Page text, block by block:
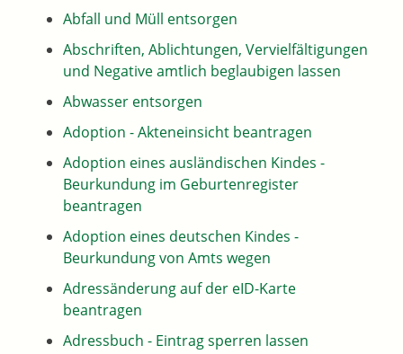
Abfall und Müll entsorgen
Abschriften, Ablichtungen, Vervielfältigungen
und Negative amtlich beglaubigen lassen
Abwasser entsorgen
Adoption - Akteneinsicht beantragen
Adoption eines ausländischen Kindes -
Beurkundung im Geburtenregister
beantragen
Adoption eines deutschen Kindes -
Beurkundung von Amts wegen
Adressänderung auf der eID-Karte
beantragen
Adressbuch - Eintrag sperren lassen